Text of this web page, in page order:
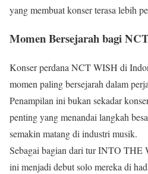
yang membuat konser terasa lebih
Momen Bersejarah bagi
Konser perdana NCT WISH di
momen paling bersejarah dalam
Penampilan ini bukan sekadar
penting yang menandai langkah
semakin matang di industri musik.
Sebagai bagian dari tur INTO
ini menjadi debut solo mereka di